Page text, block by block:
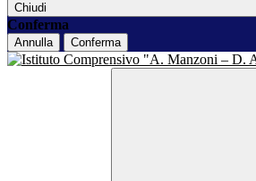
Chiudi
Conferma
Annulla Conferma